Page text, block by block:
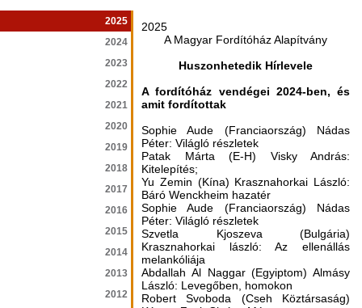
2025
2024
2023
2022
2021
2020
2019
2018
2017
2016
2015
2014
2013
2012
2025
A Magyar Fordítóház Alapítvány
Huszonhetedik Hírlevele
A fordítóház vendégei 2024-ben, és
amit fordítottak
Sophie Aude (Franciaország) Nádas
Péter: Világló részletek
Patak Márta (E-H) Visky András:
Kitelepítés;
Yu Zemin (Kína) Krasznahorkai László:
Báró Wenckheim hazatér
Sophie Aude (Franciaország) Nádas
Péter: Világló részletek
Szvetla Kjoszeva (Bulgária)
Krasznahorkai lászló: Az ellenállás
melankóliája
Abdallah Al Naggar (Egyiptom) Almásy
László: Levegőben, homokon
Robert Svoboda (Cseh Köztársaság)